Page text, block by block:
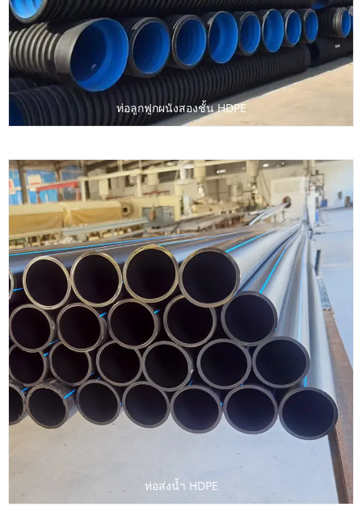
ท่อลูกฟูกผนังสองชั้น HDPE
ท่อส่งน้ำ HDPE